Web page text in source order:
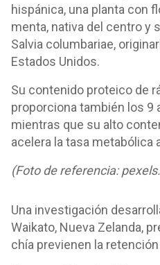
hispánica, una planta con
menta, nativa del centro y
Salvia columbariae,
Estados Unidos.
Su contenido proteico de
proporciona también los 9
mientras que su alto
acelera la tasa metabólica
(Foto de referencia:
Una investigación
Waikato, Nueva Zelanda,
chía previenen la